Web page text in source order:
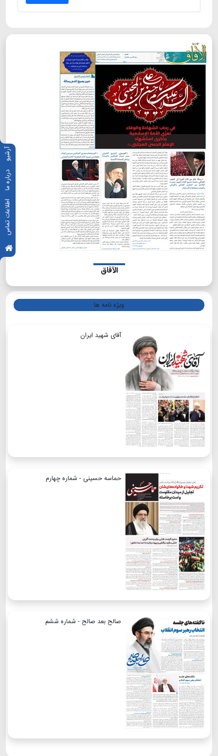
آرشیو
درباره ما
اطلاعات تماس
الآفاق
ویژه نامه ها
آقای شهید ایران
حماسه حسینی - شماره چهارم
صالح بعد صالح - شماره ششم